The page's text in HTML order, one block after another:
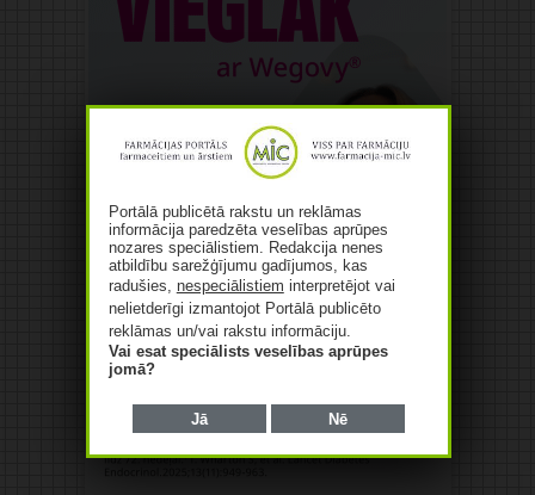
Portālā publicētā rakstu un reklāmas
informācija paredzēta veselības aprūpes
nozares speciālistiem. Redakcija nenes
atbildību sarežģījumu gadījumos, kas
radušies, nespeciālistiem interpretējot vai
nelietderīgi izmantojot Portālā publicēto
reklāmas un/vai rakstu informāciju.
Vai esat speciālists veselības aprūpes
jomā?
Jā Nē